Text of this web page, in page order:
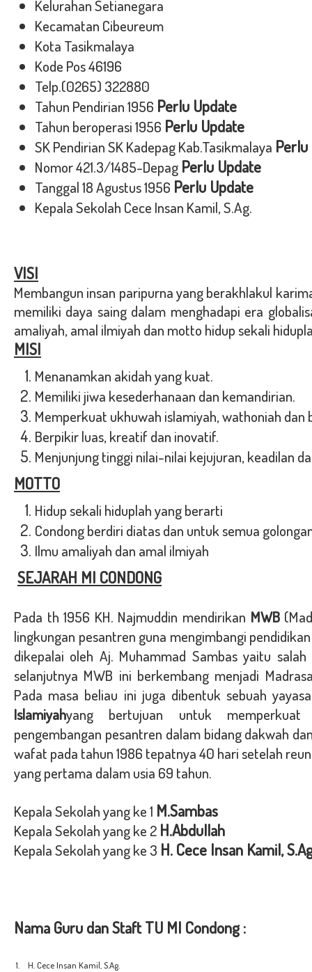
Kelurahan Setianegara
Kecamatan Cibeureum
Kota Tasikmalaya
Kode Pos 46196
Telp.(0265) 322880
Tahun Pendirian 1956 Perlu Update
Tahun beroperasi 1956 Perlu Update
SK Pendirian SK Kadepag Kab.Tasikmalaya Perlu
Nomor 421.3/1485-Depag Perlu Update
Tanggal 18 Agustus 1956 Perlu Update
Kepala Sekolah Cece Insan Kamil, S.Ag.
VISI
Membangun insan paripurna yang berakhlakul
memiliki daya saing dalam menghadapi era
amaliyah, amal ilmiyah dan motto hidup sekali
MISI
Menanamkan akidah yang kuat.
Memiliki jiwa kesederhanaan dan kemandirian.
Memperkuat ukhuwah islamiyah, wathoniah dan
Berpikir luas, kreatif dan inovatif.
Menjunjung tinggi nilai-nilai kejujuran, keadilan
MOTTO
Hidup sekali hiduplah yang berarti
Condong berdiri diatas dan untuk semua
Ilmu amaliyah dan amal ilmiyah
SEJARAH MI CONDONG
Pada th 1956 KH. Najmuddin mendirikan MWB
lingkungan pesantren guna mengimbangi
dikepalai oleh Aj. Muhammad Sambas yaitu
selanjutnya MWB ini berkembang menjadi
Pada masa beliau ini juga dibentuk sebuah
Islamiyahyang bertujuan untuk
pengembangan pesantren dalam bidang dakwah
wafat pada tahun 1986 tepatnya 40 hari setelah
yang pertama dalam usia 69 tahun.
Kepala Sekolah yang ke 1 M.Sambas
Kepala Sekolah yang ke 2 H.Abdullah
Kepala Sekolah yang ke 3 H. Cece Insan Kamil,
Nama Guru dan Staft TU MI Condong :
1. H. Cece Insan Kamil, S.Ag.